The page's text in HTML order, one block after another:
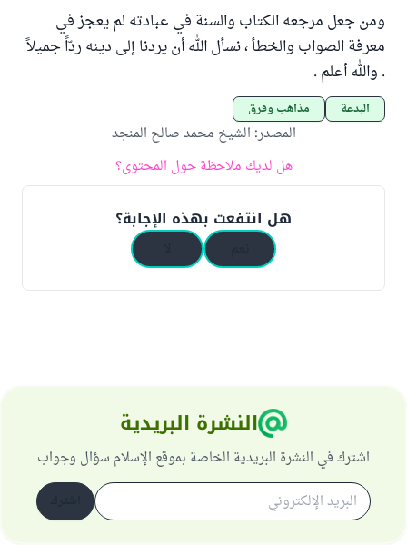
ومن جعل مرجعه الكتاب والسنة في عبادته لم يعجز في
معرفة الصواب والخطأ ، نسأل الله أن يردنا إلى دينه ردّاً جميلاً
. والله أعلم .
البدعة مذاهب وفرق
المصدر: الشيخ محمد صالح المنجد
هل لديك ملاحظة حول المحتوى؟
هل انتفعت بهذه الإجابة؟
النشرة البريدية
اشترك في النشرة البريدية الخاصة بموقع الإسلام سؤال وجواب